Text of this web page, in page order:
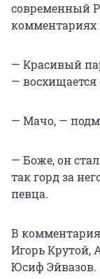
современный
комментариях
— Красивый
—
— Мачо, —
— Боже, он
так горд за
певца.
В
Игорь Крутой,
Юсиф Эйвазов.